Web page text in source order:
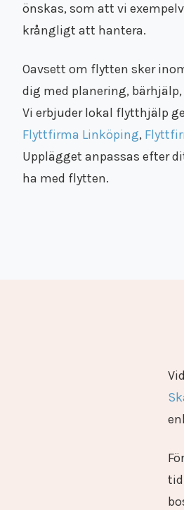
önskas, som att vi
krångligt att hantera.
Oavsett om flytten sker
dig med planering,
Vi erbjuder lokal flytthjälp
Flyttfirma Linköping,
Upplägget anpassas efter
ha med flytten.